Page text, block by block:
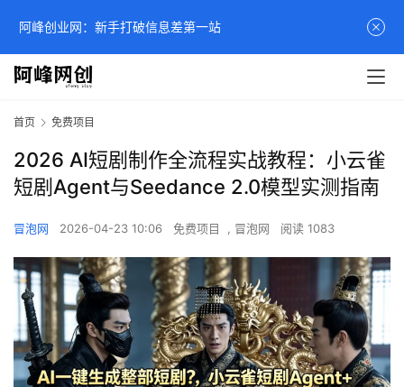
首页 免费项目
2026 AI短剧制作全流程实战教程：小云雀
短剧Agent与Seedance 2.0模型实测指南
冒泡网 2026-04-23 10:06 免费项目 , 冒泡网 阅读 1083
阿峰创业网：新手打破信息差第一站